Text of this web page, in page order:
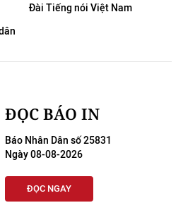
Đài Tiếng nói Việt Nam
ĐỌC BÁO IN
Báo Nhân Dân số 25831
Ngày 08-08-2026
ĐỌC NGAY